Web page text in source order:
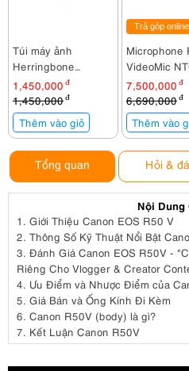
Túi máy ảnh
Herringbone
Timecode Mini
Charcoal
1,450,000 đ
1,450,000đ
Thêm vào giỏ
Trả góp online
Microphone
VideoMic
7,500,000 đ
6,690,000 đ
Thêm vào
Tổng quan Hỏi &
Nội Dung
1. Giới Thiệu Canon EOS R50 V
2. Thông Số Kỹ Thuật Nổi Bật
3. Đánh Giá Canon EOS R50V -
Riêng Cho Vlogger & Creator
4. Ưu Điểm và Nhược Điểm của
5. Giá Bán và Ống Kính Đi Kèm
6. Canon R50V (body) là gì?
7. Kết Luận Canon R50V